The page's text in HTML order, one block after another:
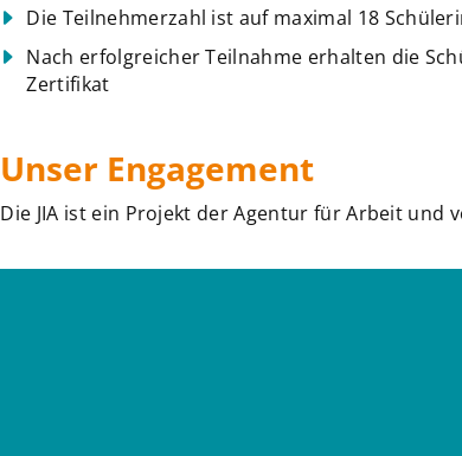
Die Teilnehmerzahl ist auf maximal 18
Nach erfolgreicher Teilnahme erhalten die
Zertifikat
Unser Engagement
Die JIA ist ein Projekt der Agentur für Arbeit und